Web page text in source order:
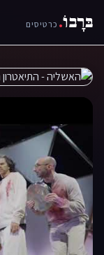
בּרָבוֹ. כרטיסים